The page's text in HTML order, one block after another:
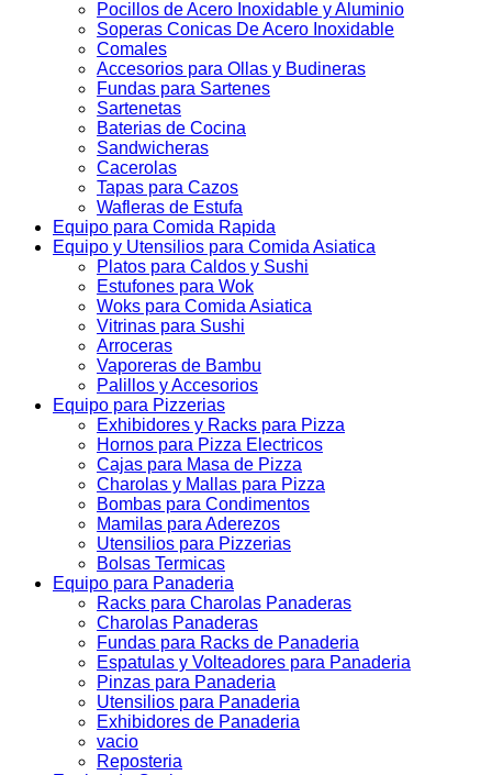
Pocillos de Acero Inoxidable y Aluminio
Soperas Conicas De Acero Inoxidable
Comales
Accesorios para Ollas y Budineras
Fundas para Sartenes
Sartenetas
Baterias de Cocina
Sandwicheras
Cacerolas
Tapas para Cazos
Wafleras de Estufa
Equipo para Comida Rapida
Equipo y Utensilios para Comida Asiatica
Platos para Caldos y Sushi
Estufones para Wok
Woks para Comida Asiatica
Vitrinas para Sushi
Arroceras
Vaporeras de Bambu
Palillos y Accesorios
Equipo para Pizzerias
Exhibidores y Racks para Pizza
Hornos para Pizza Electricos
Cajas para Masa de Pizza
Charolas y Mallas para Pizza
Bombas para Condimentos
Mamilas para Aderezos
Utensilios para Pizzerias
Bolsas Termicas
Equipo para Panaderia
Racks para Charolas Panaderas
Charolas Panaderas
Fundas para Racks de Panaderia
Espatulas y Volteadores para Panaderia
Pinzas para Panaderia
Utensilios para Panaderia
Exhibidores de Panaderia
vacio
Reposteria